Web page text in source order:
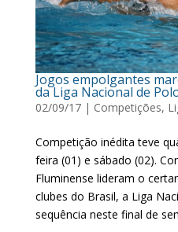
Jogos empolgantes
da Liga Nacional de
02/09/17| Competições,
Competição inédita teve
feira (01) e sábado (02).
Fluminense lideram o
clubes do Brasil, a Liga
sequência neste final de